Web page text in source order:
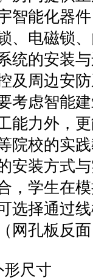
智能化器
、电磁锁
统的安装
及周边安
考虑智能
能力外，
院校的实
安装方式
，学生在
选择通过
网孔板反
形尺寸